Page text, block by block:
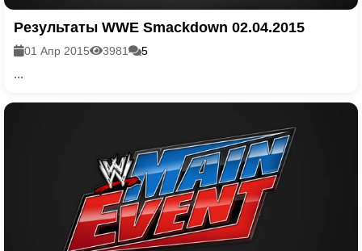
Результаты WWE Smackdown 02.04.2015
01 Апр 2015 3981 5
...